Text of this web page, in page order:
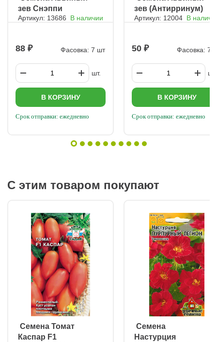
минеральное удобрение. Ещё через 14 дней подкормку
повторяют. Обрезка Удаление увядших соцветий стимулирует
рост новых побегов, делает куст пышнее и продлевает
зев Снэппи
Лимонный фреш
Артикул: 13686 В наличии
88 Фасовка: 7 шт
шт.
В КОРЗИНУ
Срок отправки: ежедневно
зев (Антирринум)
Антик
Артикул: 12004 В
50 Фасовка: 7
шт.
В КОРЗИНУ
Срок отправки: ежедневно
С этим товаром покупают
ㅤ Семена Томат
Каспар F1
ㅤ Семена
Настурция